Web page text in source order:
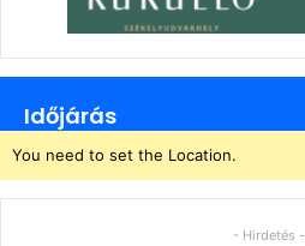
Időjárás
You need to set the Location.
- Hirdetés -